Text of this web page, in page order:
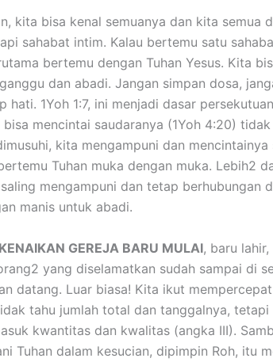
kita bisa kenal semuanya dan kita
sahabat intim. Kalau bertemu satu
bertemu dengan Tuhan Yesus. Kita
dan abadi. Jangan simpan dosa,
hati. 1Yoh 1:7, ini menjadi dasar
mencintai saudaranya (1Yoh 4:20)
kita mengampuni dan mencintainya
Tuhan muka dengan muka. Lebih2
mengampuni dan tetap berhubungan
manis untuk abadi.
GEREJA BARU MULAI, baru
yang diselamatkan sudah sampai di
datang. Luar biasa! Kita ikut
tahu jumlah total dan tanggalnya,
kwantitas dan kwalitas (angka III).
Tuhan dalam kesucian, dipimpin Roh, itu